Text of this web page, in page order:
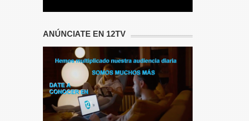
ANÚNCIATE EN 12TV